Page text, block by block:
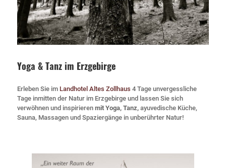
Yoga & Tanz im Erzgebirge
Erleben Sie imLandhotel Altes Zollhaus 4 Tage unvergessliche
Tage inmitten der Natur im Erzgebirge und lassen Sie sich
verwöhnen und inspirierenmit Yoga, Tanz, ayuvedische Küche,
Sauna, Massagen und Spaziergänge in unberührter Natur!